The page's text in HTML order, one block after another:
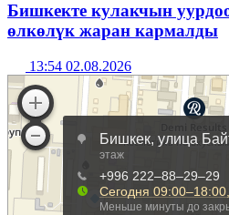
Бишкекте кулакчын
өлкөлүк жаран кармалды
13:54 02.08.2026